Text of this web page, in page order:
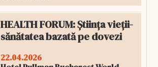
HEALTH FORUM: Știința vieții-
sănătatea bazată pe dovezi
22.04.2026